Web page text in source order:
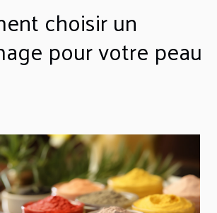
choisir un
pour votre peau